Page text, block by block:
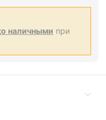
наличными при